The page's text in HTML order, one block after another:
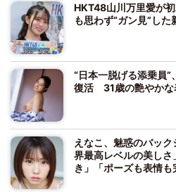
HKT48山川万里愛が
も思わず“ガン見”した
“日本一脱げる添乗員
復活 31歳の艶やかな
えなこ、魅惑のバッ
界最高レベルの美し
き」「ポーズも表情も